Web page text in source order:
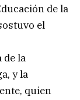
de la
el
de la
y la
quien